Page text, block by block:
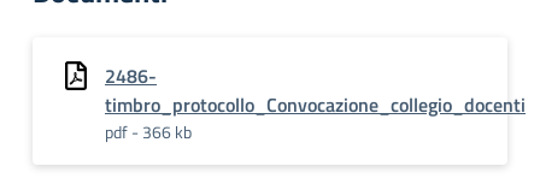
2486-
timbro_protocollo_Convocazione_collegio_docenti
pdf - 366 kb